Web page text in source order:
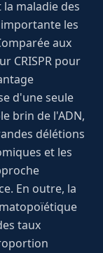
maladie des
les
aux
CRISPR pour
d'une seule
brin de l'ADN,
délétions
et les
En outre, la
taux